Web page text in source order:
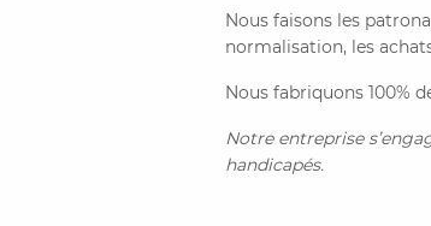
Nous faisons les
normalisation, les
Nous fabriquons 100%
Notre entreprise
handicapés.